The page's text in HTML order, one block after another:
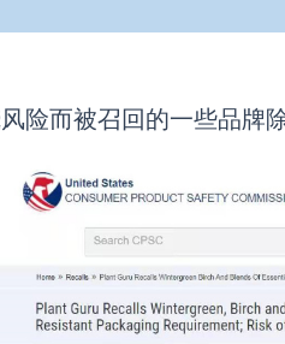
险而被召回的一些品牌